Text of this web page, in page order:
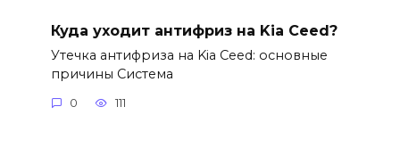
Куда уходит антифриз на Kia Ceed?
Утечка антифриза на Kia Ceed: основные
причины Система
0 111